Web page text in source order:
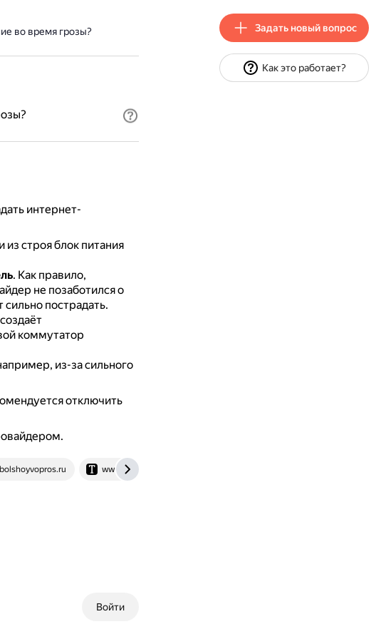
во время грозы?
интернет-
строя блок питания
. Как правило,
не позаботился о
пострадать.
коммутатор
из-за сильного
отключить
www.techinsider.ru
Войти
Задать новый вопрос
Как это работает?